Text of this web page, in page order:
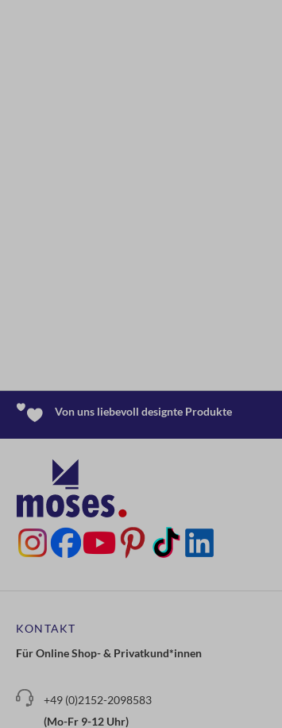
Von uns liebevoll designte Produkte
KONTAKT
Für Online Shop- & Privatkund*innen
+49 (0)2152-2098583
(Mo-Fr 9-12 Uhr)